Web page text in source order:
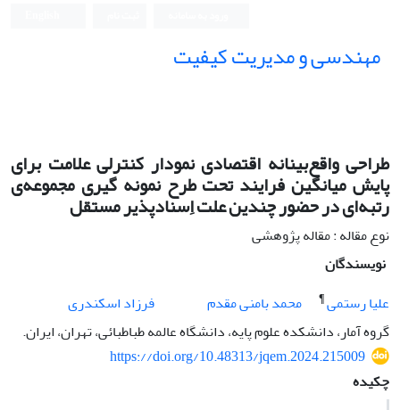
مهندسی و مدیریت کیفیت
طراحی واقع‌بینانه اقتصادی نمودار کنترلی علامت برای
پایش میانگین فرایند تحت طرح نمونه گیری مجموعه‌ی
رتبه‌ای در حضور چندین علت اِسنادپذیر مستقل
نوع مقاله : مقاله پژوهشی
نویسندگان
علیا رستمی¶ محمد بامنی مقدم
فرزاد اسکندری
گروه آمار، دانشکده علوم پایه، دانشگاه عالمه طباطبائی، تهران، ایران.
https://doi.org/10.48313/jqem.2024.215009
چکیده